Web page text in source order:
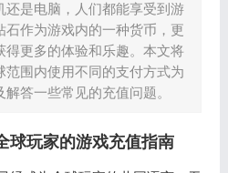
还是电脑，人们都能享受到游
石作为游戏内的一种货币，更
得更多的体验和乐趣。本文将
范围内使用不同的支付方式为
答一些常见的充值问题。
球玩家的游戏充值指南